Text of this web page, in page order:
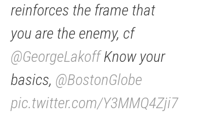
reinforces the frame that
you are the enemy, cf
@GeorgeLakoffKnow your
basics, @BostonGlobe
pic.twitter.com/Y3MMQ4Zji7